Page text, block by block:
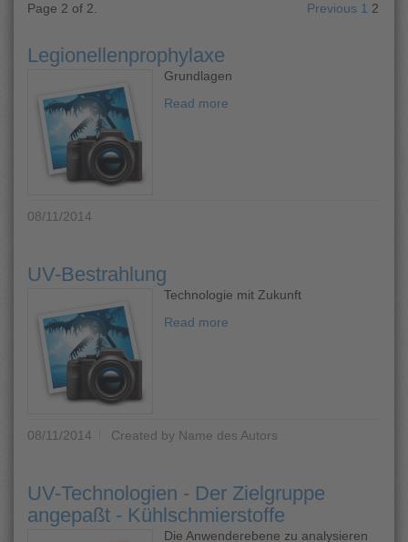
Page 2 of 2. Previous 1 2
Legionellenprophylaxe
Grundlagen
Read more
08/11/2014
UV-Bestrahlung
Technologie mit Zukunft
Read more
08/11/2014 Created by Name des Autors
UV-Technologien - Der Zielgruppe
angepaßt - Kühlschmierstoffe
Die Anwenderebene zu analysieren